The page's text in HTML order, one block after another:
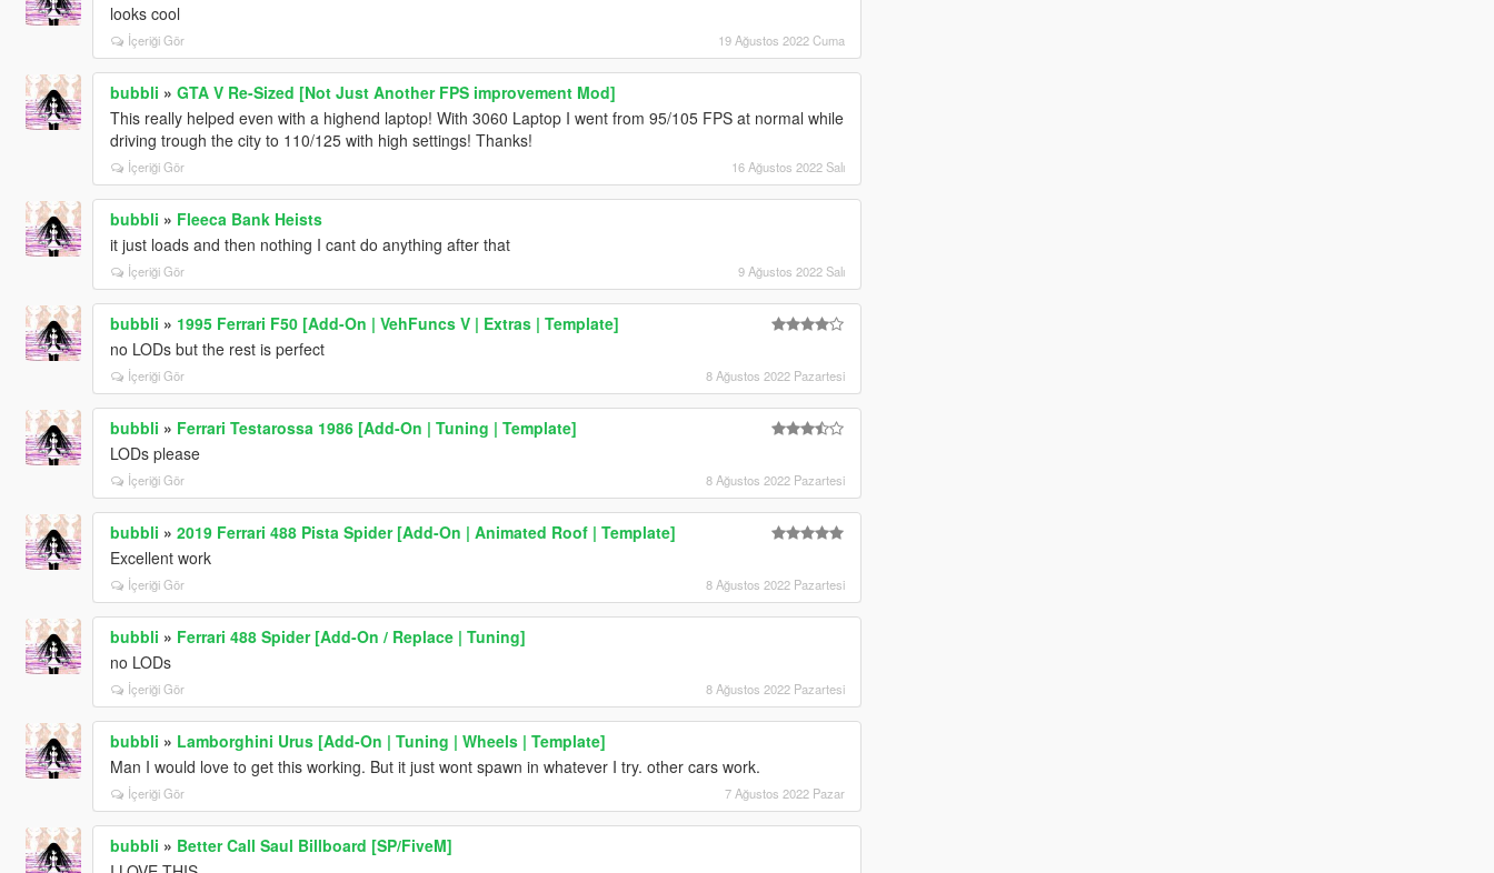
looks cool
İçeriği Gör 19 Ağustos 2022 Cuma
bubbli » GTA V Re-Sized [Not Just Another FPS improvement Mod]
This really helped even with a highend laptop! With 3060 Laptop I went from 95/105 FPS at normal while
driving trough the city to 110/125 with high settings! Thanks!
İçeriği Gör 16 Ağustos 2022 Salı
bubbli » Fleeca Bank Heists
it just loads and then nothing I cant do anything after that
İçeriği Gör 9 Ağustos 2022 Salı
bubbli » 1995 Ferrari F50 [Add-On | VehFuncs V | Extras | Template]
no LODs but the rest is perfect
İçeriği Gör 8 Ağustos 2022 Pazartesi
bubbli » Ferrari Testarossa 1986 [Add-On | Tuning | Template]
LODs please
İçeriği Gör 8 Ağustos 2022 Pazartesi
bubbli » 2019 Ferrari 488 Pista Spider [Add-On | Animated Roof | Template]
Excellent work
İçeriği Gör 8 Ağustos 2022 Pazartesi
bubbli » Ferrari 488 Spider [Add-On / Replace | Tuning]
no LODs
İçeriği Gör 8 Ağustos 2022 Pazartesi
bubbli » Lamborghini Urus [Add-On | Tuning | Wheels | Template]
Man I would love to get this working. But it just wont spawn in whatever I try. other cars work.
İçeriği Gör 7 Ağustos 2022 Pazar
bubbli » Better Call Saul Billboard [SP/FiveM]